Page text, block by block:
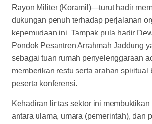
Rayon Militer (Koramil)—turut hadir
dukungan penuh terhadap perjalanan
kepemudaan ini. Tampak pula hadir
Pondok Pesantren Arrahmah Jaddung
sebagai tuan rumah penyelenggaraan
memberikan restu serta arahan spiritual
peserta konferensi.
Kehadiran lintas sektor ini
antara ulama, umara (pemerintah), dan